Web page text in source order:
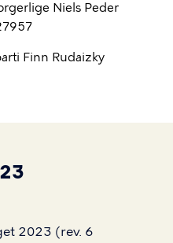
Niels Peder
Finn Rudaizky
2023 (rev. 6